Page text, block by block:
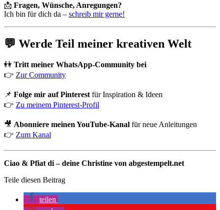
📩 Fragen, Wünsche, Anregungen?
Ich bin für dich da – schreib mir gerne!
💬 Werde Teil meiner kreativen Welt
👭 Tritt meiner WhatsApp-Community bei
👉 Zur Community
📌 Folge mir auf Pinterest für Inspiration & Ideen
👉 Zu meinem Pinterest-Profil
🎥 Abonniere meinen YouTube-Kanal für neue Anleitungen
👉 Zum Kanal
Ciao & Pfiat di – deine Christine von abgestempelt.net
Teile diesen Beitrag
teilen